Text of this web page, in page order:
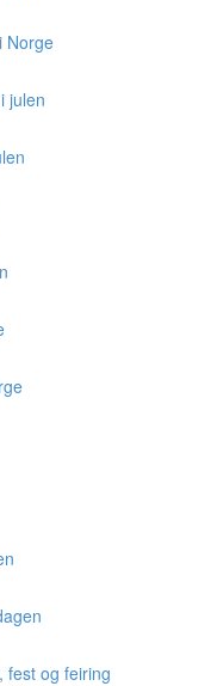
Norge
julen
fest og feiring